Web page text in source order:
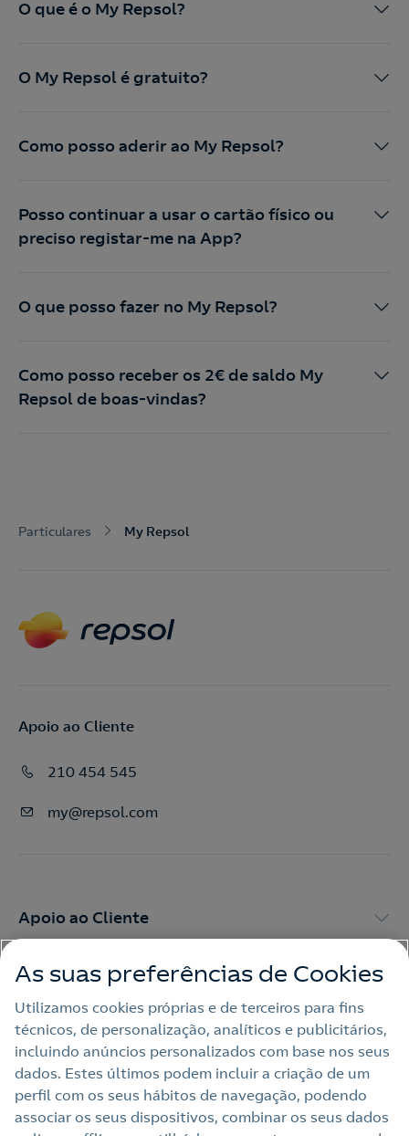
O que é o My Repsol?
O My Repsol é gratuito?
Como posso aderir ao My Repsol?
Posso continuar a usar o cartão físico ou
preciso registar-me na App?
O que posso fazer no My Repsol?
Como posso receber os 2€ de saldo My
Repsol de boas-vindas?
Particulares My Repsol
Apoio ao Cliente
210 454 545
my@repsol.com
Apoio ao Cliente
My Repsol
Outras Energias
Links Úteis
As suas preferências de Cookies
Utilizamos cookies próprias e de terceiros para fins
técnicos, de personalização, analíticos e publicitários,
incluindo anúncios personalizados com base nos seus
dados. Estes últimos podem incluir a criação de um
perfil com os seus hábitos de navegação, podendo
associar os seus dispositivos, combinar os seus dados